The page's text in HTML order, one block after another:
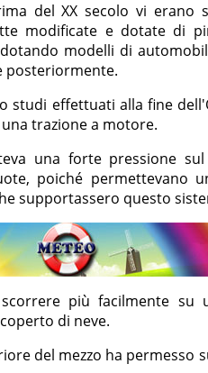
del XX secolo vi erano
modificate e dotate di
modelli di
posteriormente.
studi effettuati alla fine
trazione a motore.
una forte pressione
poiché permettevano
supportassero questo
più facilmente su
di neve.
del mezzo ha permesso